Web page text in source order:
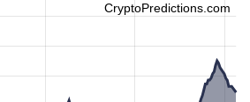
CryptoPredictions.com